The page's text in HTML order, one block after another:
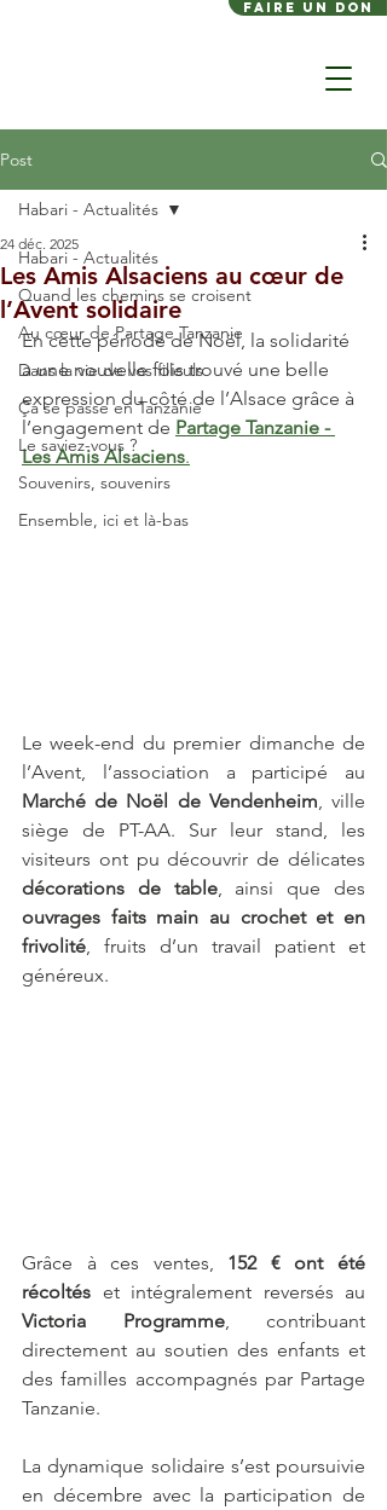
FAIRE UN DON
Post
Habari - Actualités
Quand les chemins se croisent
Au cœur de Partage Tanzanie
Dans la vie de vos filleuls
Ça se passe en Tanzanie
Le saviez-vous ?
Souvenirs, souvenirs
Ensemble, ici et là-bas
Habari - Actualités
Les Amis Alsaciens au cœur de
l’Avent solidaire
24 déc. 2025
En cette période de Noël, la solidarité
a une nouvelle fois trouvé une belle
expression du côté de l’Alsace grâce à
l’engagement de Partage Tanzanie -
Les Amis Alsaciens.
Le week-end du premier dimanche de
Marché de Noël de Vendenheim, ville
siège de PT-AA. Sur leur stand, les
décorations de table
ouvrages faits main au crochet et en
frivolité, fruits d’un travail patient et
généreux.
Grâce à ces ventes, 152 € ont été
récoltés
Victoria Programme, contribuant
directement au soutien des enfants et
des familles accompagnés par Partage
Tanzanie.
La dynamique solidaire s’est poursuivie
en décembre avec la participation de